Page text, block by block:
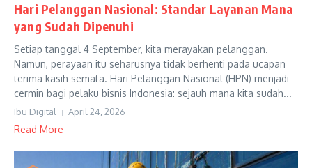
Hari Pelanggan Nasional: Standar Layanan Mana
yang Sudah Dipenuhi
Setiap tanggal 4 September, kita merayakan pelanggan.
Namun, perayaan itu seharusnya tidak berhenti pada ucapan
terima kasih semata. Hari Pelanggan Nasional (HPN) menjadi
cermin bagi pelaku bisnis Indonesia: sejauh mana kita sudah...
Ibu Digital April 24, 2026
Read More